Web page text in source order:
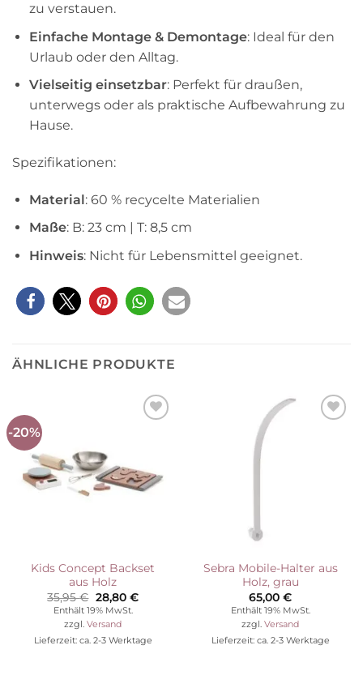
zu verstauen.
Einfache Montage & Demontage: Ideal für den
Urlaub oder den Alltag.
Vielseitig einsetzbar: Perfekt für draußen,
unterwegs oder als praktische Aufbewahrung zu
Hause.
Spezifikationen:
Material: 60 % recycelte Materialien
Maße: B: 23 cm | T: 8,5 cm
Hinweis: Nicht für Lebensmittel geeignet.
ÄHNLICHE PRODUKTE
-20%
Kids Concept Backset
aus Holz
35,95€ Ursprünglicher
Preis
war:
35,95 €
28,80 €Aktueller
Enthält 19% MwSt.
zzgl. Versand
Lieferzeit: ca. 2-3 Werktage
Sebra Mobile-Halter aus
Holz, grau
65,00 €
Enthält 19% MwSt.
zzgl. Versand
Lieferzeit: ca. 2-3 Werktage